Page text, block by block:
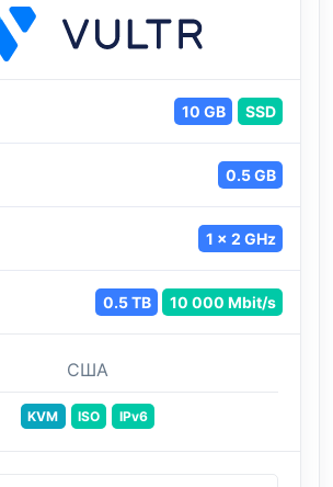
10 GB SSD
0.5 GB
1 x 2 GHz
0.5 TB 10 000 Mbit/s
США
KVM ISO IPv6